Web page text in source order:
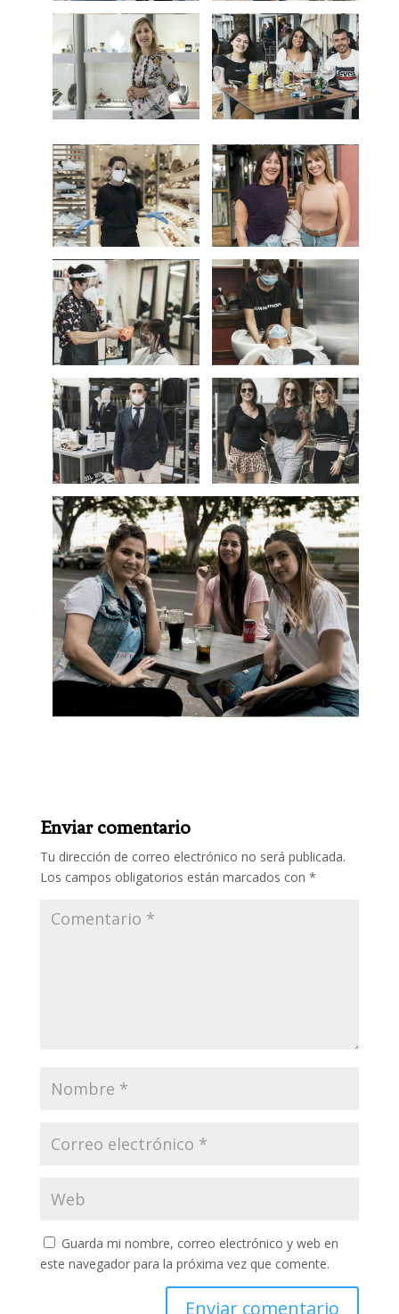
Enviar comentario
Tu dirección de correo electrónico no será publicada.
Los campos obligatorios están marcados con *
Guarda mi nombre, correo electrónico y web en
este navegador para la próxima vez que comente.